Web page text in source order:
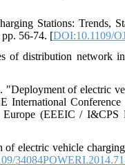
Stations: Trends,
56-74. [DOI:10.1109/
of distribution network
of electric
International
Europe (EEEIC /
electric vehicle